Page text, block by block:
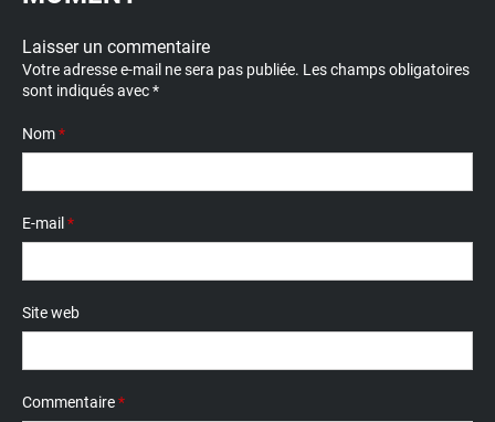
Laisser un commentaire
Votre adresse e-mail ne sera pas publiée. Les champs obligatoires
sont indiqués avec*
Nom*
E-mail*
Site web
Commentaire*